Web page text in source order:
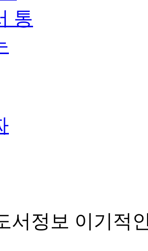
서정보 이기적